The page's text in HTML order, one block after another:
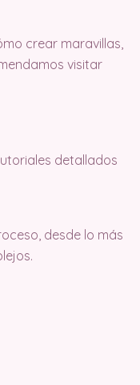
crear maravillas,
visitar
detallados
desde lo más